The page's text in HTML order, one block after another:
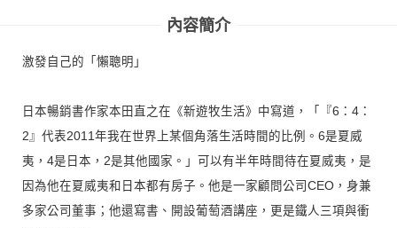
內容簡介
激發自己的「懶聰明」
日本暢銷書作家本田直之在《新遊牧生活》中寫道，「『6：4：
2』代表2011年我在世界上某個角落生活時間的比例。6是夏威
夷，4是日本，2是其他國家。」可以有半年時間待在夏威夷，是
因為他在夏威夷和日本都有房子。他是一家顧問公司CEO，身兼
多家公司董事；他還寫書、開設葡萄酒講座，更是鐵人三項與衝